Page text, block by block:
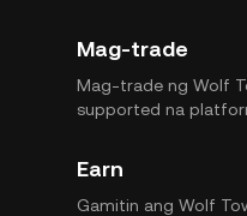
Mag-trade
Mag-trade ng Wolf
supported na
Earn
Gamitin ang Wolf